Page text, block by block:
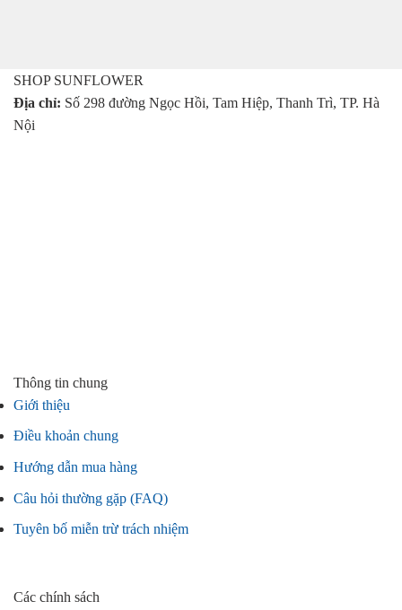
SHOP SUNFLOWER
Địa chỉ: Số 298 đường Ngọc Hồi, Tam Hiệp, Thanh Trì, TP. Hà
Nội
Thông tin chung
Giới thiệu
Điều khoản chung
Hướng dẫn mua hàng
Câu hỏi thường gặp (FAQ)
Tuyên bố miễn trừ trách nhiệm
Các chính sách